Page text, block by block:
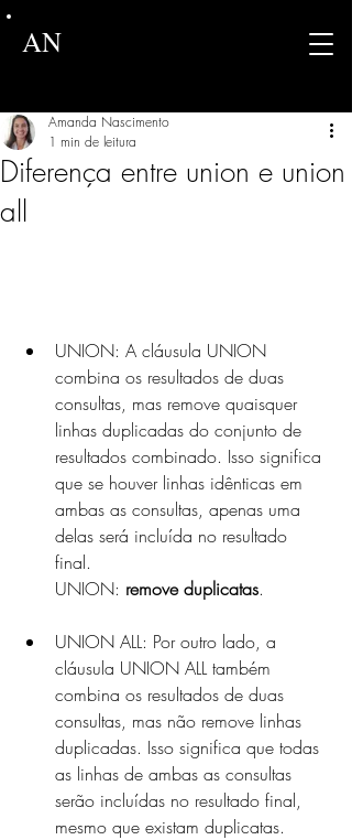
AN
Diferença entre union e union
all
Amanda Nascimento
1 min de leitura
UNION: A cláusula UNION
combina os resultados de duas
consultas, mas remove quaisquer
linhas duplicadas do conjunto de
resultados combinado. Isso significa
que se houver linhas idênticas em
ambas as consultas, apenas uma
delas será incluída no resultado
final.
UNION: remove duplicatas.
UNION ALL: Por outro lado, a
cláusula UNION ALL também
combina os resultados de duas
consultas, mas não remove linhas
duplicadas. Isso significa que todas
as linhas de ambas as consultas
serão incluídas no resultado final,
mesmo que existam duplicatas.